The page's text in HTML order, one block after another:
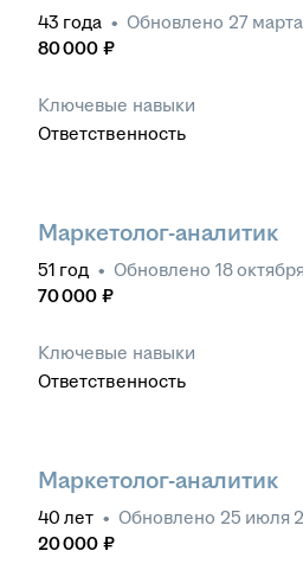
43 года • Обновлено 27
80 000 ₽
Ключевые навыки
Ответственность
Маркетолог-аналитик
51 год • Обновлено 18
70 000 ₽
Ключевые навыки
Ответственность
Маркетолог-аналитик
40 лет • Обновлено 25 июля
20 000 ₽